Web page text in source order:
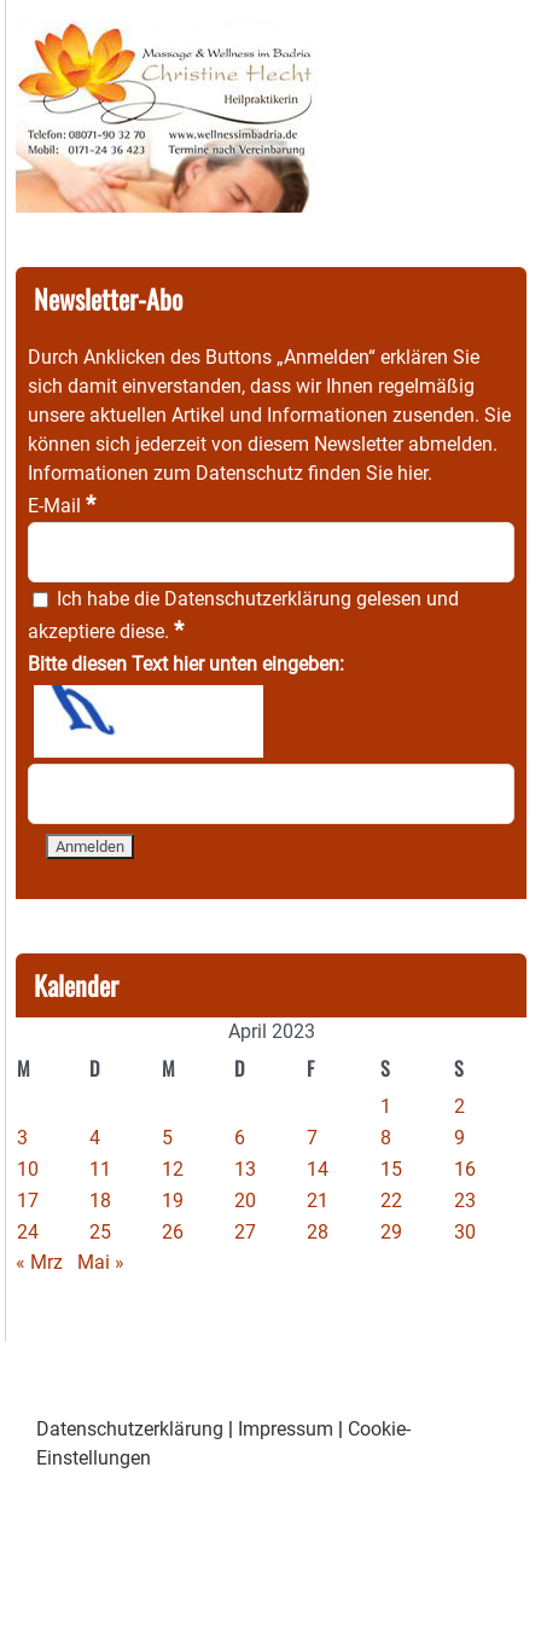
Newsletter-Abo
Durch Anklicken des Buttons „Anmelden“ erklären Sie
sich damit einverstanden, dass wir Ihnen regelmäßig
unsere aktuellen Artikel und Informationen zusenden. Sie
können sich jederzeit von diesem Newsletter abmelden.
Informationen zum Datenschutz finden Sie hier.
E-Mail *
Ich habe die Datenschutzerklärung gelesen und
akzeptiere diese. *
Bitte diesen Text hier unten eingeben:
Kalender
April 2023
M D M D F S S
1
2
3
4 5 6 7 8
9
10
11 12 13 14 15
16
17
18 19 20 21 22
23
24
25 26 27 28 29
30
« Mrz
Mai »
Datenschutzerklärung | Impressum | Cookie-
Einstellungen